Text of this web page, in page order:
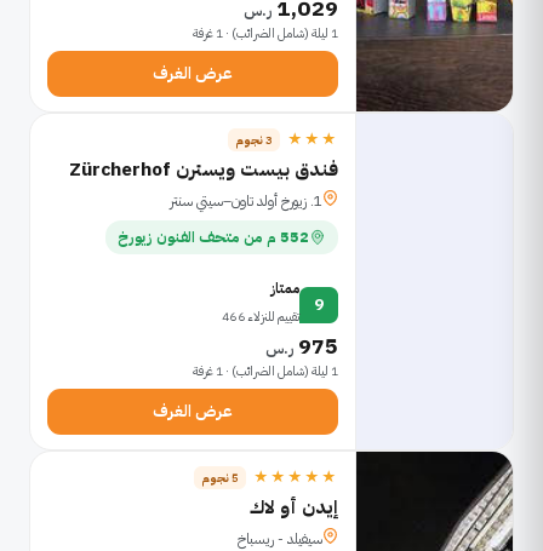
1,029 ر.س
1 ليلة (شامل الضرائب) · 1 غرفة
عرض الغرف
★★★ 3 نجوم
فندق بيست ويسترن Zürcherhof
1. زيورخ أولد تاون–سيتي سنتر
552 م من متحف الفنون زيورخ
9
ممتاز
تقييم للنزلاء 466
975 ر.س
1 ليلة (شامل الضرائب) · 1 غرفة
عرض الغرف
★★★★★ 5 نجوم
إيدن أو لاك
سيفيلد - ريسباخ